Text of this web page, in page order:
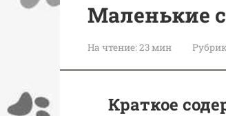
Маленькие
На чтение:23 мин
Краткое